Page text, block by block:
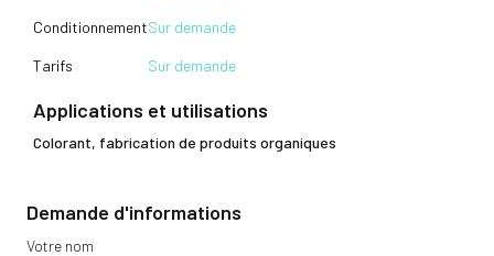
ConditionnementSur demande
Tarifs Sur demande
Applications et utilisations
Colorant, fabrication de produits organiques
Demande d'informations
Votre nom